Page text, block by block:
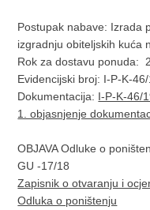
Postupak nabave: Izrada
izgradnju obiteljskih kuća
Rok za dostavu ponuda:
Evidencijski broj: I-P-K-46/
Dokumentacija: I-P-K-46/
1. objasnjenje
OBJAVA Odluke o
GU -17/18
Zapisnik o otvaranju i
Odluka o poništenju